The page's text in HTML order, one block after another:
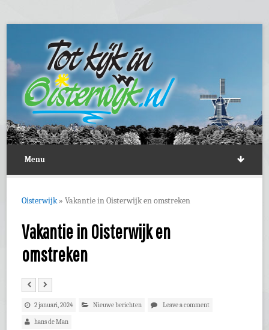
Menu
Oisterwijk»Vakantie in Oisterwijk en omstreken
Vakantie in Oisterwijk en
omstreken
2 januari, 2024 Nieuwe berichten Leave a comment
hans de Man